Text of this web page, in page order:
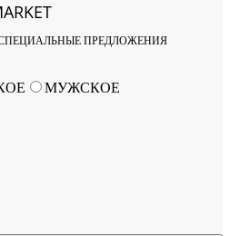
ПРЕДЛОЖЕНИЯ
МУЖСКОЕ